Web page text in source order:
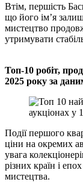
Втім, першість
що його ім’я
мистецтво
утримувати
Топ-10 робіт,
2025 року за
Події першого
ціни на окремих
увага
різних країн і
мистецтва.